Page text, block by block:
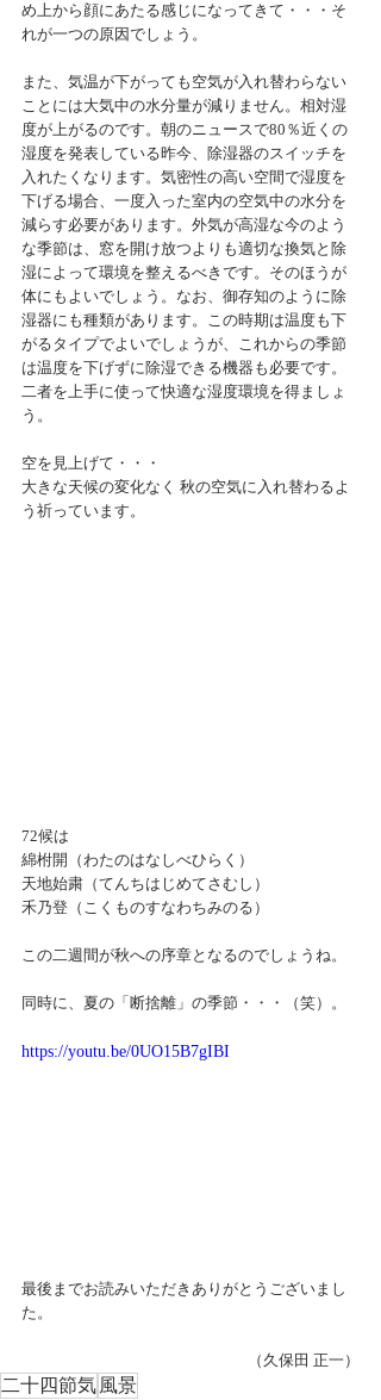
め上から顔にあたる感じになってきて・・・そ
れが一つの原因でしょう。
また、気温が下がっても空気が入れ替わらない
ことには大気中の水分量が減りません。相対湿
度が上がるのです。朝のニュースで80％近くの
湿度を発表している昨今、除湿器のスイッチを
入れたくなります。気密性の高い空間で湿度を
下げる場合、一度入った室内の空気中の水分を
減らす必要があります。外気が高湿な今のよう
な季節は、窓を開け放つよりも適切な換気と除
湿によって環境を整えるべきです。そのほうが
体にもよいでしょう。なお、御存知のように除
湿器にも種類があります。この時期は温度も下
がるタイプでよいでしょうが、これからの季節
は温度を下げずに除湿できる機器も必要です。
二者を上手に使って快適な湿度環境を得ましょ
う。
空を見上げて・・・
大きな天候の変化なく 秋の空気に入れ替わるよ
う祈っています。
72候は
綿柎開（わたのはなしべひらく）
天地始粛（てんちはじめてさむし）
禾乃登（こくものすなわちみのる）
この二週間が秋への序章となるのでしょうね。
同時に、夏の「断捨離」の季節・・・（笑）。
https://youtu.be/0UO15B7gIBI
最後までお読みいただきありがとうございまし
た。
（久保田 正一）
二十四節気 風景